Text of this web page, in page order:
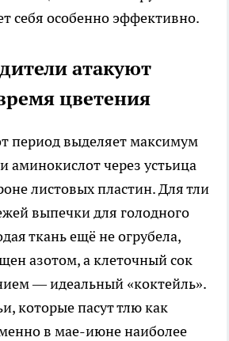
себя особенно эффективно.
атакуют
цветения
период выделяет максимум
аминокислот через устьица
листовых пластин. Для тли
выпечки для голодного
ткань ещё не огрубела,
азотом, а клеточный сок
— идеальный «коктейль».
которые пасут тлю как
в мае-июне наиболее